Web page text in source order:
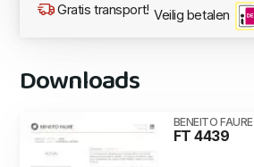
Gratis transport! Veilig betalen
Downloads
BENEITO FAURE
FT 4439